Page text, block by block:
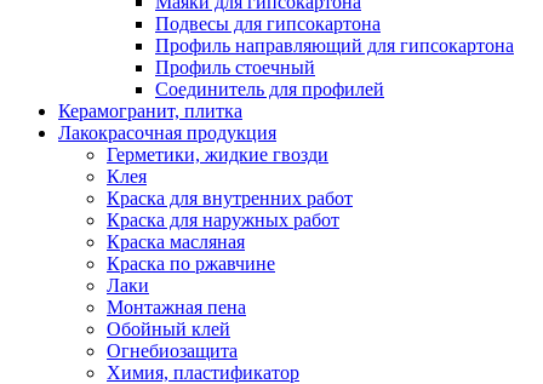
Подвесы для гипсокартона
Профиль направляющий для гипсокартона
Профиль стоечный
Соединитель для профилей
Керамогранит, плитка
Лакокрасочная продукция
Герметики, жидкие гвозди
Клея
Краска для внутренних работ
Краска для наружных работ
Краска масляная
Краска по ржавчине
Лаки
Монтажная пена
Обойный клей
Огнебиозащита
Химия, пластификатор